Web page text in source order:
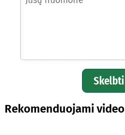
Skelbti
Rekomenduojami video